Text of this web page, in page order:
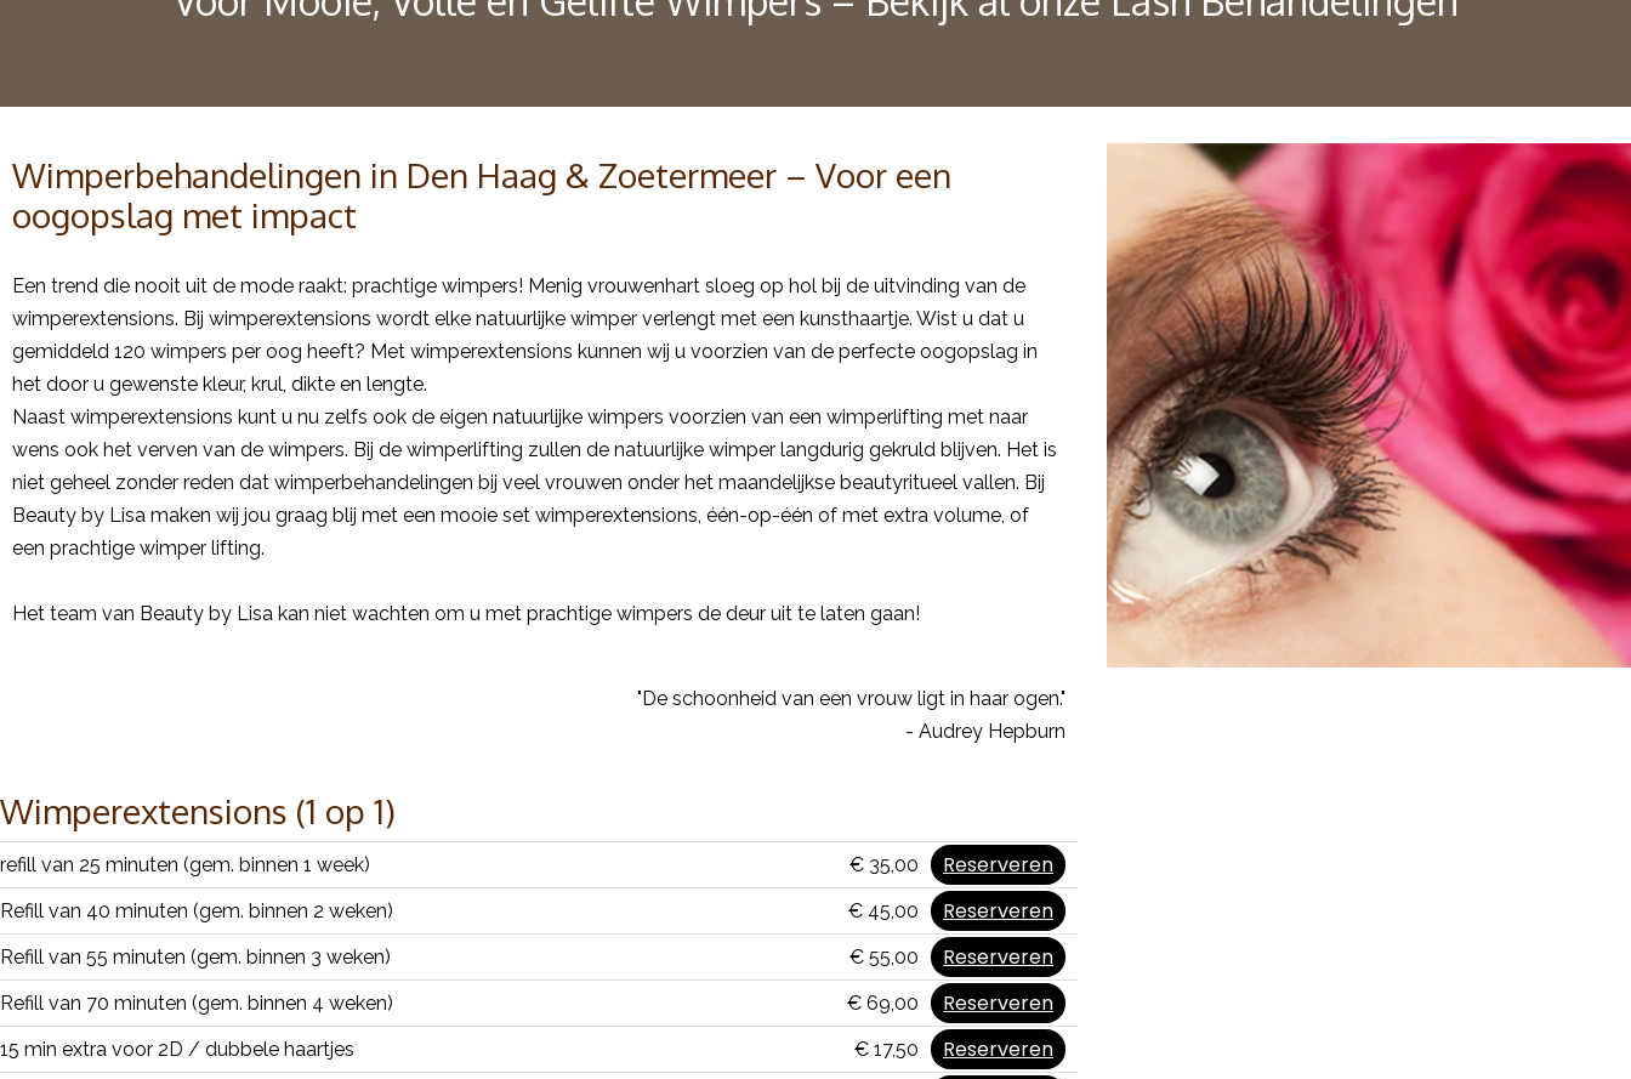
Wimperbehandelingen in Den Haag & Zoetermeer – Voor een
oogopslag met impact
Een trend die nooit uit de mode raakt: prachtige wimpers! Menig vrouwenhart sloeg op hol bij de uitvinding van de
wimperextensions. Bij wimperextensions wordt elke natuurlijke wimper verlengt met een kunsthaartje. Wist u dat u
gemiddeld 120 wimpers per oog heeft? Met wimperextensions kunnen wij u voorzien van de perfecte oogopslag in
het door u gewenste kleur, krul, dikte en lengte.
Naast wimperextensions kunt u nu zelfs ook de eigen natuurlijke wimpers voorzien van een wimperlifting met naar
wens ook het verven van de wimpers. Bij de wimperlifting zullen de natuurlijke wimper langdurig gekruld blijven. Het is
niet geheel zonder reden dat wimperbehandelingen bij veel vrouwen onder het maandelijkse beautyritueel vallen. Bij
Beauty by Lisa maken wij jou graag blij met een mooie set wimperextensions, één-op-één of met extra volume, of
een prachtige wimper lifting.
Het team van Beauty by Lisa kan niet wachten om u met prachtige wimpers de deur uit te laten gaan!
"De schoonheid van een vrouw ligt in haar ogen."
- Audrey Hepburn
Wimperextensions (1 op 1)
refill van 25 minuten (gem. binnen 1 week) Reserveren
€ 35,00
Refill van 40 minuten (gem. binnen 2 weken)
Reserveren
€ 45,00
Refill van 55 minuten (gem. binnen 3 weken)
Reserveren
€ 55,00
Refill van 70 minuten (gem. binnen 4 weken)
Reserveren
€ 69,00
15 min extra voor 2D / dubbele haartjes
Reserveren
€ 17,50